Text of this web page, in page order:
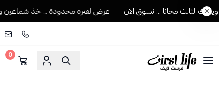
الثالث مجانا ... تسوق الان عرض لفتره محدودة ... خذ شماغين
فرست لايف للمستلزمات الرجالية
0